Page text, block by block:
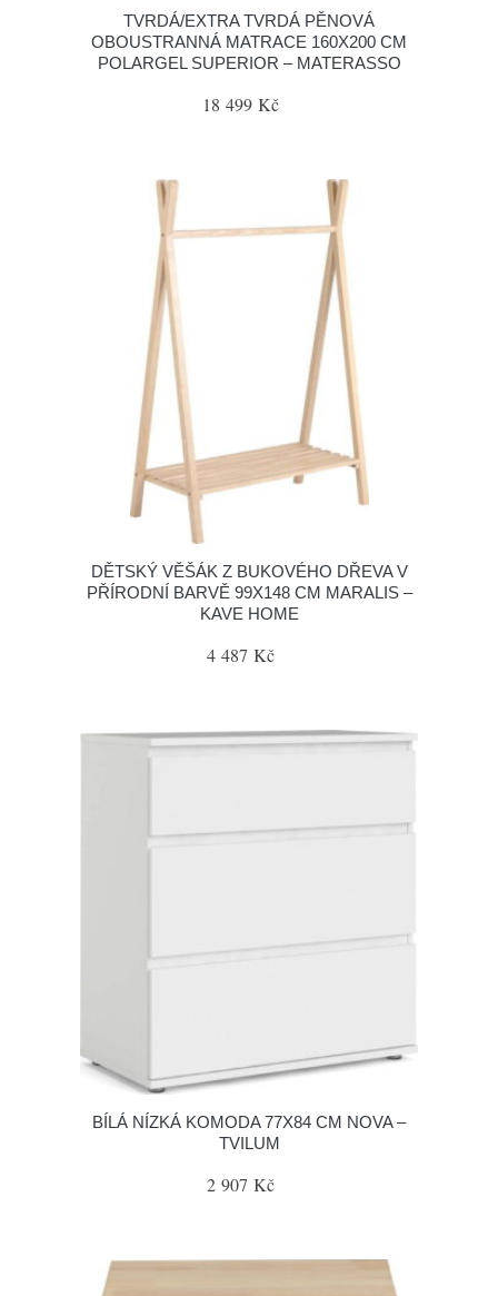
TVRDÁ/EXTRA TVRDÁ PĚNOVÁ
OBOUSTRANNÁ MATRACE 160X200 CM
POLARGEL SUPERIOR – MATERASSO
18 499 Kč
DĚTSKÝ VĚŠÁK Z BUKOVÉHO DŘEVA V
PŘÍRODNÍ BARVĚ 99X148 CM MARALIS –
KAVE HOME
4 487 Kč
BÍLÁ NÍZKÁ KOMODA 77X84 CM NOVA –
TVILUM
2 907 Kč